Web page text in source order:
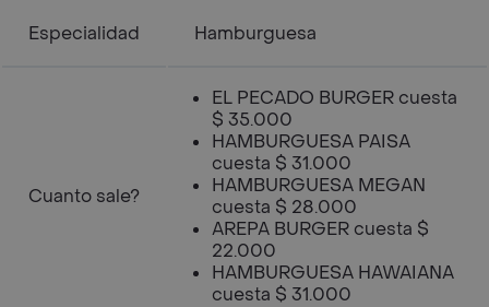
Especialidad Hamburguesa
Cuanto sale?
EL PECADO BURGER cuesta
$ 35.000
HAMBURGUESA PAISA
cuesta $ 31.000
HAMBURGUESA MEGAN
cuesta $ 28.000
AREPA BURGER cuesta $
22.000
HAMBURGUESA HAWAIANA
cuesta $ 31.000